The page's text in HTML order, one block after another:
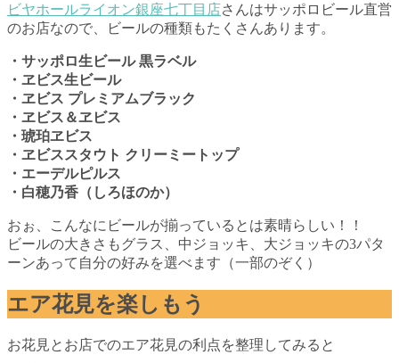
ビヤホールライオン銀座七丁目店さんはサッポロビール直営
のお店なので、ビールの種類もたくさんあります。
・サッポロ生ビール 黒ラベル
・ヱビス生ビール
・ヱビス プレミアムブラック
・ヱビス＆ヱビス
・琥珀ヱビス
・ヱビススタウト クリーミートップ
・エーデルピルス
・白穂乃香（しろほのか）
おぉ、こんなにビールが揃っているとは素晴らしい！！
ビールの大きさもグラス、中ジョッキ、大ジョッキの3パタ
ーンあって自分の好みを選べます（一部のぞく）
エア花見を楽しもう
お花見とお店でのエア花見の利点を整理してみると